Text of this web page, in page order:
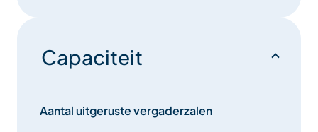
Capaciteit
Aantal uitgeruste vergaderzalen